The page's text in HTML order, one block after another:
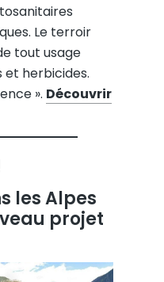
Le terroir
tout usage
et herbicides.
». Découvrir
les Alpes
projet